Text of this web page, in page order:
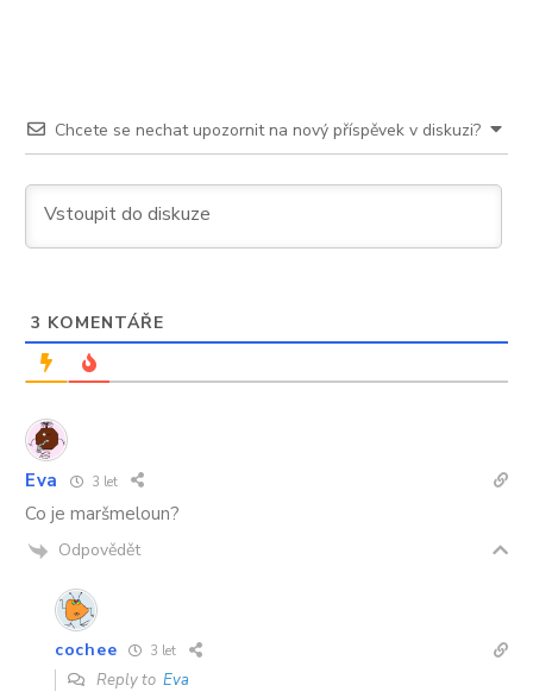
už
tam
pekáče
Chcete se nechat upozornit na nový příspěvek v diskuzi?
3 KOMENTÁŘE
Eva 3 let
Co je maršmeloun?
Odpovědět
cochee 3 let
Reply to Eva